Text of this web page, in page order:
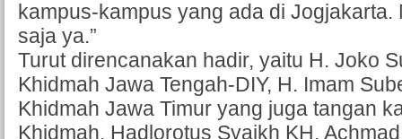
kampus-kampus yang ada di Jogjakarta.
saja ya.”
Turut direncanakan hadir, yaitu H. Joko
Khidmah Jawa Tengah-DIY, H. Imam
Khidmah Jawa Timur yang juga tangan
Khidmah, Hadlorotus Syaikh KH.